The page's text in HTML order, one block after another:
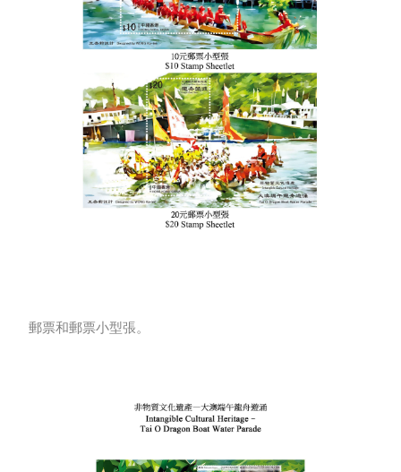
郵票和郵票小型張。